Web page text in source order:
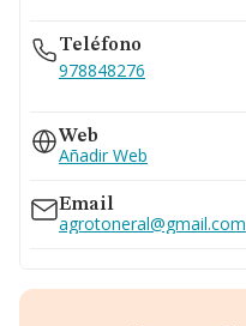
Teléfono
978848276
637...
Ver teléfono 637...
Web
Añadir Web
Email
agrotoneral@gmail.com